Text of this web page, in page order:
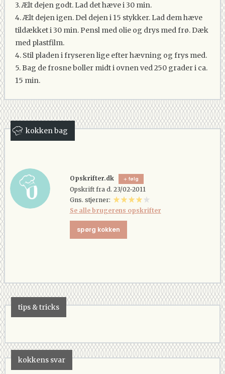
3. Ælt dejen godt. Lad det hæve i 30 min.
4. Ælt dejen igen. Del dejen i 15 stykker. Lad dem hæve
tildækket i 30 min. Pensl med olie og drys med frø. Dæk
med plastfilm.
4. Stil pladen i fryseren lige efter hævning og frys med.
5. Bag de frosne boller midt i ovnen ved 250 grader i ca.
15 min.
kokken bag
Opskrifter.dk følg
Opskrift fra d. 23/02-2011
Gns. stjerner:
Se alle brugerens opskrifter
spørg kokken
tips & tricks
kokkens svar